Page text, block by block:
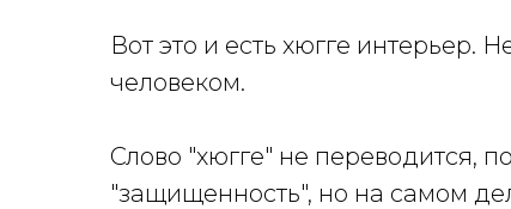
Вот это и есть хюгге интерьер.
человеком.
Слово "хюгге" не переводится,
"защищенность", но на самом